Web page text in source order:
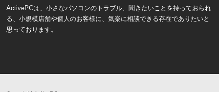
ActivePCは、小さなパソコンのトラブル、聞きたいことを持っておられ
る、小規模店舗や個人のお客様に、気楽に相談できる存在でありたいと
思っております。